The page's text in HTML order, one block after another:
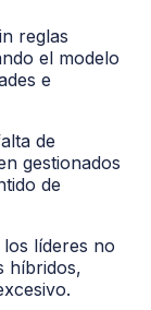
reglas
el modelo
e
de
gestionados
de
los líderes no
híbridos,